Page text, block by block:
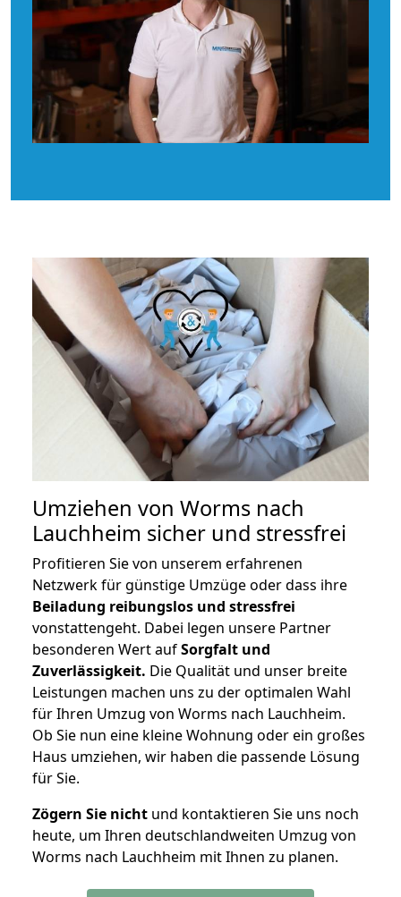
Umziehen von Worms nach
Lauchheim sicher und stressfrei
Profitieren Sie von unserem erfahrenen
Netzwerk für günstige Umzüge oder dass ihre
Beiladung reibungslos und stressfrei
vonstattengeht. Dabei legen unsere Partner
besonderen Wert aufSorgfalt und
Zuverlässigkeit. Die Qualität und unser breite
Leistungen machen uns zu der optimalen Wahl
für Ihren Umzug von Worms nach Lauchheim.
Ob Sie nun eine kleine Wohnung oder ein großes
Haus umziehen, wir haben die passende Lösung
für Sie.
Zögern Sie nicht und kontaktieren Sie uns noch
heute, um Ihren deutschlandweiten Umzug von
Worms nach Lauchheim mit Ihnen zu planen.